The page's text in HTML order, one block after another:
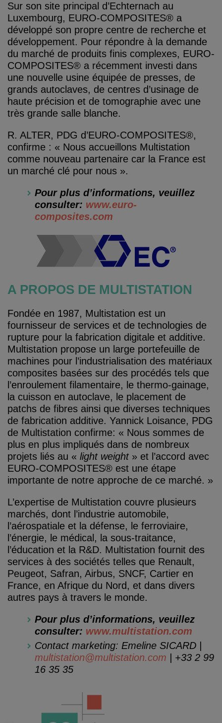
Sur son site principal d’Echternach au
Luxembourg, EURO-COMPOSITES® a
développé son propre centre de recherche et
développement. Pour répondre à la demande
du marché de produits finis complexes, EURO-
COMPOSITES® a récemment investi dans
une nouvelle usine équipée de presses, de
grands autoclaves, de centres d’usinage de
haute précision et de tomographie avec une
très grande salle blanche.
R. ALTER, PDG d’EURO-COMPOSITES®,
confirme : « Nous accueillons Multistation
comme nouveau partenaire car la France est
un marché clé pour nous ».
Pour plus d’informations, veuillez
consulter: www.euro-
composites.com
A PROPOS DE MULTISTATION
Fondée en 1987, Multistation est un
fournisseur de services et de technologies de
rupture pour la fabrication digitale et additive.
Multistation propose un large portefeuille de
machines pour l’industrialisation des matériaux
composites basées sur des procédés tels que
l’enroulement filamentaire, le thermo-gainage,
la cuisson en autoclave, le placement de
patchs de fibres ainsi que diverses techniques
de fabrication additive. Yannick Loisance, PDG
de Multistation confirme: « Nous sommes de
plus en plus impliqués dans de nombreux
projets liés au « light weight » et l’accord avec
EURO-COMPOSITES® est une étape
importante de notre approche de ce marché. »
L’expertise de Multistation couvre plusieurs
marchés, dont l’industrie automobile,
l’aérospatiale et la défense, le ferroviaire,
l’énergie, le médical, la sous-traitance,
l’éducation et la R&D. Multistation fournit des
services à des sociétés telles que Renault,
Peugeot, Safran, Airbus, SNCF, Cartier en
France, en Afrique du Nord, et dans divers
autres pays à travers le monde.
Pour plus d’informations, veuillez
consulter: www.multistation.com
Contact marketing: Emeline SICARD |
multistation@multistation.com | +33 2 99
16 35 35